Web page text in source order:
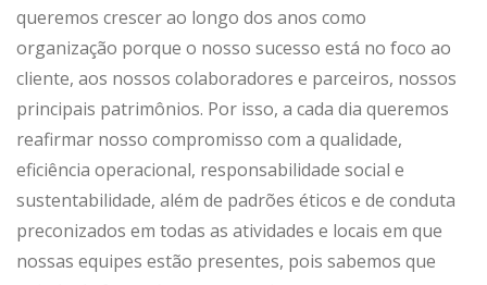
queremos crescer ao longo dos anos como
organização porque o nosso sucesso está no foco ao
cliente, aos nossos colaboradores e parceiros, nossos
principais patrimônios. Por isso, a cada dia queremos
reafirmar nosso compromisso com a qualidade,
eficiência operacional, responsabilidade social e
sustentabilidade, além de padrões éticos e de conduta
preconizados em todas as atividades e locais em que
nossas equipes estão presentes, pois sabemos que